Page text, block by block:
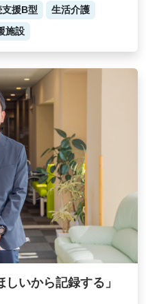
援B型
生活介護
施設
いから記録する」